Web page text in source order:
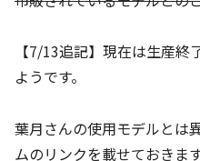
【7/13追記】現在は生産
ようです。
葉月さんの使用モデルとは
ムのリンクを載せておきます